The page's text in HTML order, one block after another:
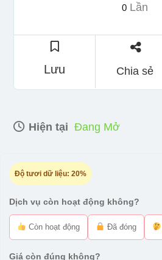
0Lần
Lưu Chia sẻ
Hiện tại Đang Mở
Độ tươi dữ liệu: 20%
Dịch vụ còn hoạt động không?
Còn hoạt động Đã đóng
Giá còn đúng không?